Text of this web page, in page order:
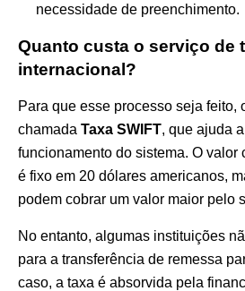
necessidade de preenchimento.
Quanto custa o serviço de
internacional?
Para que esse processo seja feito,
chamada Taxa SWIFT, que ajuda
funcionamento do sistema. O valor
é fixo em 20 dólares americanos,
podem cobrar um valor maior pelo
No entanto, algumas instituições
para a transferência de remessa
caso, a taxa é absorvida pela